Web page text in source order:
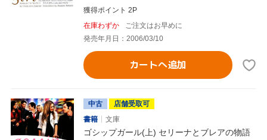
獲得ポイント 2P
在庫わずか
ご注文はお早めに
発売年月日：2006/03/10
カートへ追加
中古
店舗受取可
書籍
文庫
ゴシップガール(上) セリーナとブレアの物語